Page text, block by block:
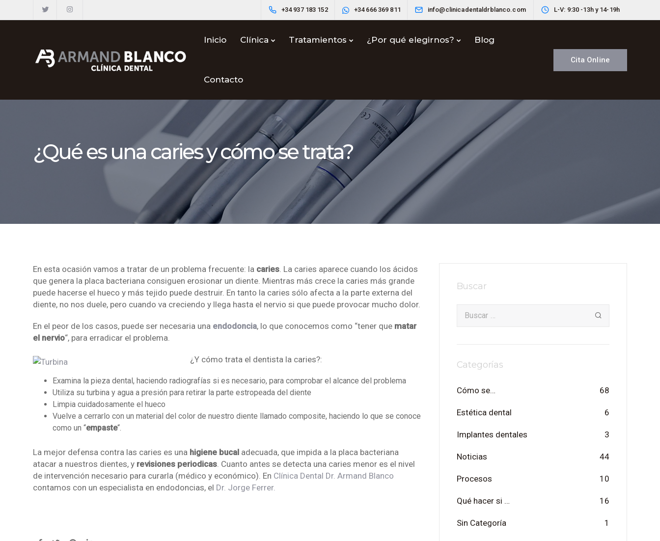
+34 937 183 152 +34 666 369 811 info@clinicadentaldrblanco.com L-V: 9:30 -13h y 14-19h
Inicio Clínica Tratamientos ¿Por qué elegirnos? Blog
Contacto
Cita Online
¿Qué es una caries y cómo se trata?
En esta ocasión vamos a tratar de un problema frecuente: la caries. La caries aparece cuando los ácidos
que genera la placa bacteriana consiguen erosionar un diente. Mientras más crece la caries más grande
puede hacerse el hueco y más tejido puede destruir. En tanto la caries sólo afecta a la parte externa del
diente, no nos duele, pero cuando va creciendo y llega hasta el nervio si que puede provocar mucho dolor.
En el peor de los casos, puede ser necesaria una endodoncia, lo que conocemos como “tener que matar
el nervio“, para erradicar el problema.
¿Y cómo trata el dentista la caries?:
Examina la pieza dental, haciendo radiografías si es necesario, para comprobar el alcance del problema
Utiliza su turbina y agua a presión para retirar la parte estropeada del diente
Limpia cuidadosamente el hueco
Vuelve a cerrarlo con un material del color de nuestro diente llamado composite, haciendo lo que se conoce
como un “empaste“.
La mejor defensa contra las caries es una higiene bucal adecuada, que impida a la placa bacteriana
atacar a nuestros dientes, y revisiones periodicas. Cuanto antes se detecta una caries menor es el nivel
de intervención necesario para curarla (médico y económico). En Clínica Dental Dr. Armand Blanco
contamos con un especialista en endodoncias, el Dr. Jorge Ferrer.
Buscar
Categorías
Cómo se… 68
Estética dental 6
Implantes dentales 3
Noticias 44
Procesos 10
Qué hacer si … 16
Sin Categoría 1